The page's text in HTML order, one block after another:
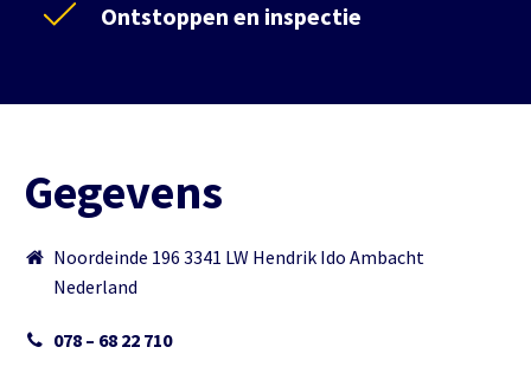
Ontstoppen en inspectie
Gegevens
Noordeinde 196 3341 LW Hendrik Ido Ambacht
Nederland
078 – 68 22 710